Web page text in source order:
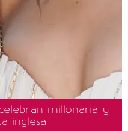
millonaria y
inglesa